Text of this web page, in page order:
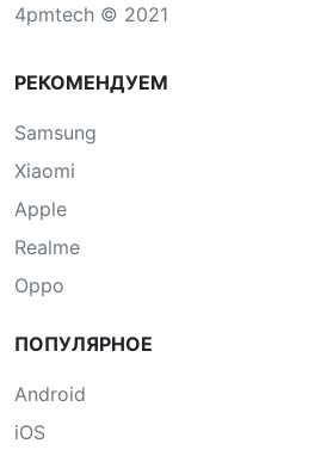
4pmtech © 2021
РЕКОМЕНДУЕМ
Samsung
Xiaomi
Apple
Realme
Oppo
ПОПУЛЯРНОЕ
Android
iOS